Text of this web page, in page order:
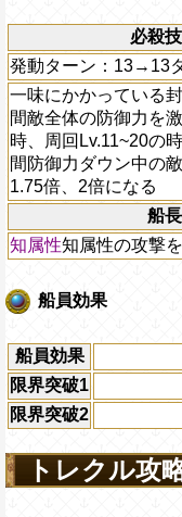
必殺
発動ターン：13→13
一味にかかっている
間敵全体の防御力を
時、周回Lv.11~20の
間防御力ダウン中の
1.75倍、2倍になる
船
知属性知属性の攻撃
船員効果
船員効果
限界突破1
限界突破2
トレクル攻